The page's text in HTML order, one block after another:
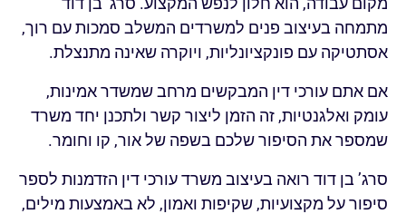
מתמחה בעיצוב פנים למשרדים המשלב סמכות עם רוך,
אסתטיקה עם פונקציונליות, ויוקרה שאינה מתנצלת.
אם אתם עורכי דין המבקשים מרחב שמשדר אמינות,
עומק ואלגנטיות, זה הזמן ליצור קשר ולתכנן יחד משרד
שמספר את הסיפור שלכם בשפה של אור, קו וחומר.
סרג’ בן דוד רואה בעיצוב משרד עורכי דין הזדמנות לספר
סיפור על מקצועיות, שקיפות ואמון, לא באמצעות מילים,